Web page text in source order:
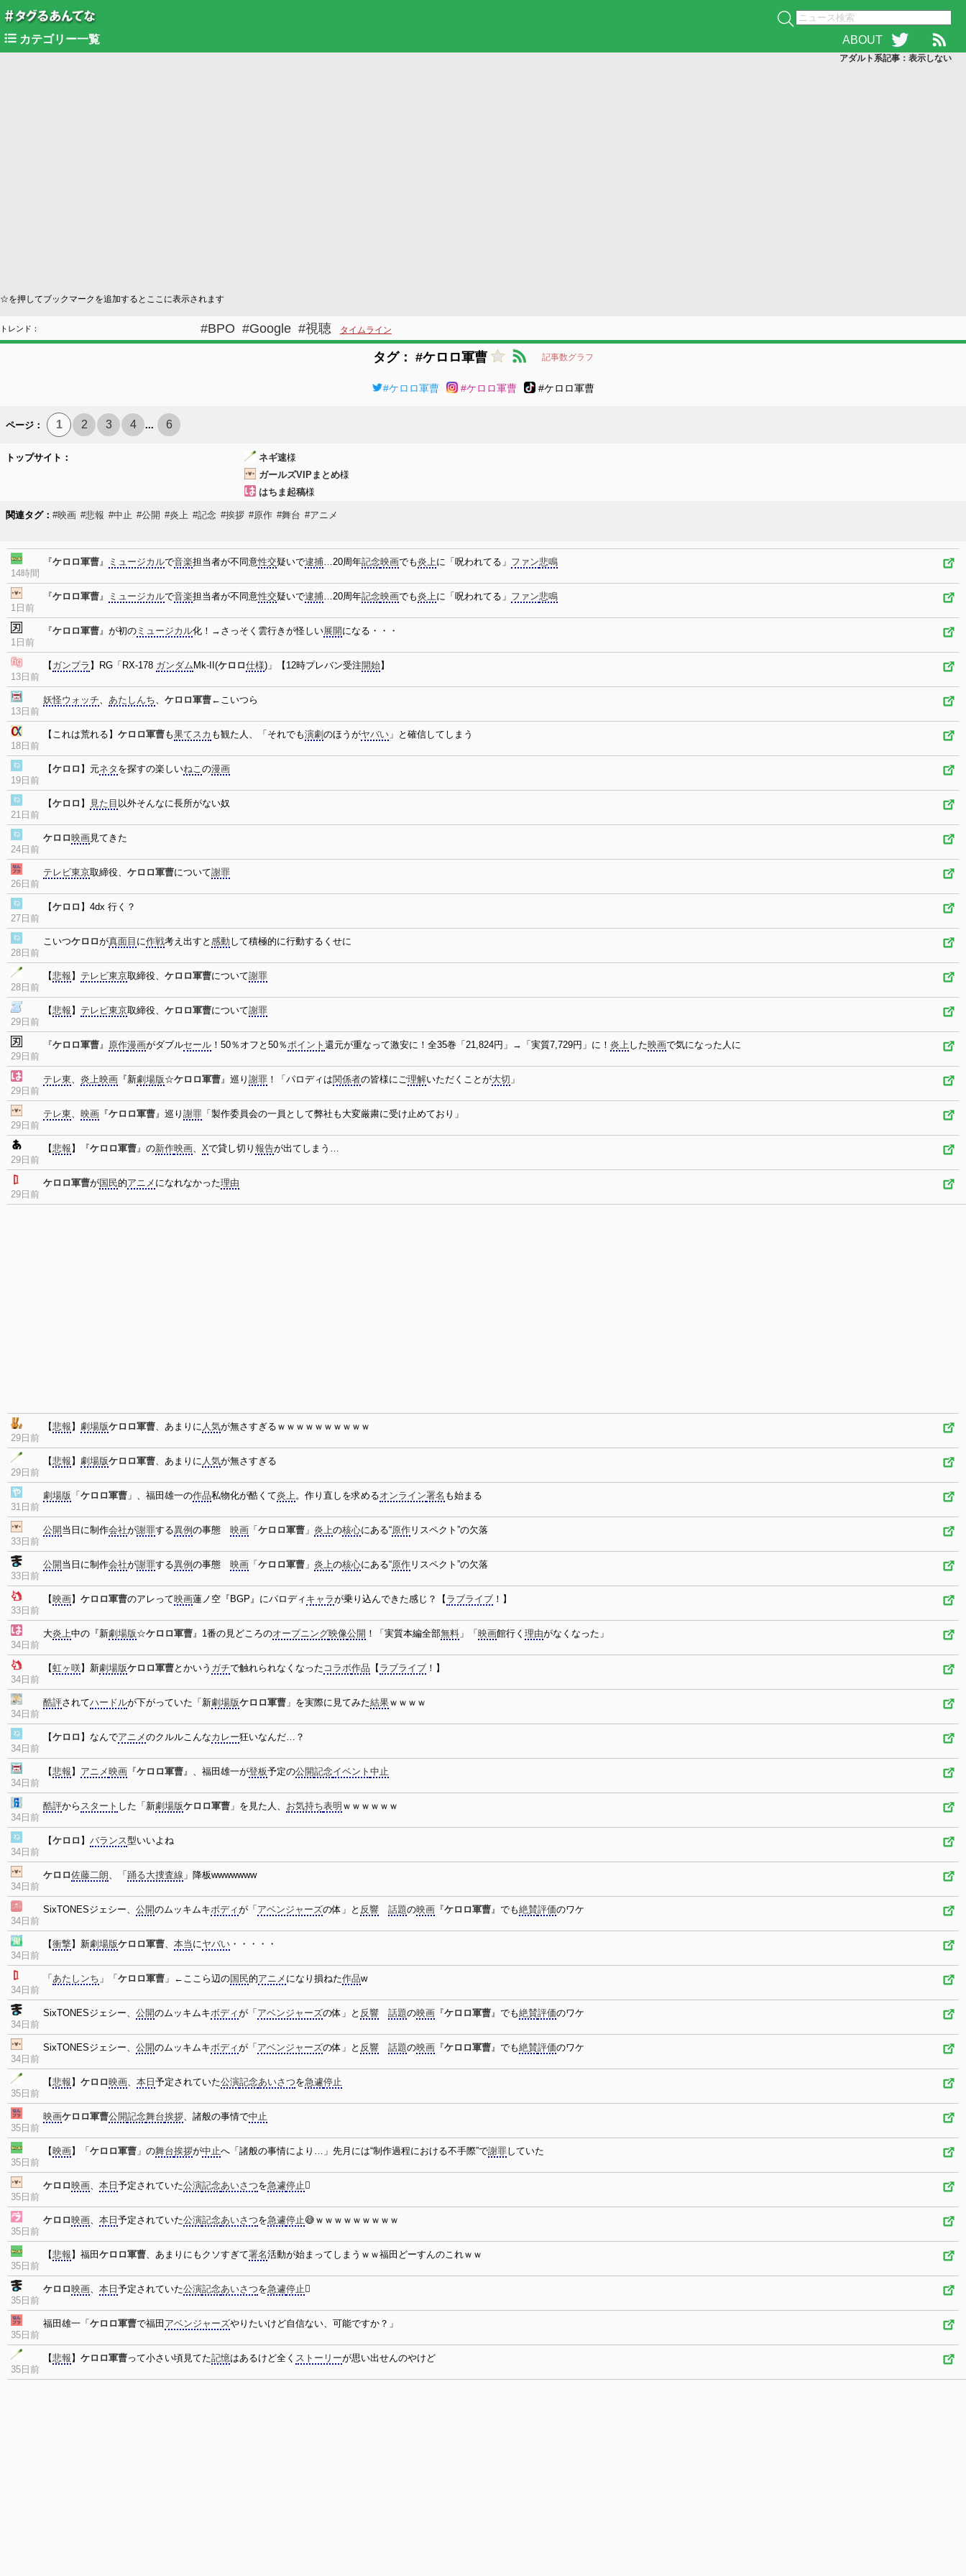
カテゴリー一覧 ABOUT
アダルト系記事：表示しない
☆を押してブックマークを追加するとここに表示されます
#BPO #Google #視聴 タイムライン
トレンド：
タグ： #ケロロ軍曹 記事数グラフ
#ケロロ軍曹 #ケロロ軍曹 #ケロロ軍曹
ページ： 1 2 3 4 ... 6
トップサイト： ネギ速様
ガールズVIPまとめ様
はちま起稿様
関連タグ： #映画 #悲報 #中止 #公開 #炎上 #記念 #挨拶 #原作 #舞台 #アニメ
14時間
『ケロロ軍曹』 ミュージカルで音楽担当者が不同意性交疑いで逮捕…20周年記念映画でも炎上に「呪われてる」 ファン悲鳴
1日前
『ケロロ軍曹』 ミュージカルで音楽担当者が不同意性交疑いで逮捕…20周年記念映画でも炎上に「呪われてる」 ファン悲鳴
1日前
『ケロロ軍曹』が初の ミュージカル化！→さっそく雲行きが怪しい展開 になる・・・
13日前
【 ガンプラ 】RG「RX-178 ガンダム Mk-II(ケロロ仕様)」【12時プレバン受注開始】
13日前
妖怪ウォッチ、 あたしんち、 ケロロ軍曹←こいつら
18日前
【これは荒れる】 ケロロ軍曹も果てスカ も観た人、「それでも演劇 のほうがヤバい 」と確信してしまう
19日前
【ケロロ 】元ネタ を探すの楽しいねこ の漫画
21日前
【ケロロ 】 見た目 以外そんなに長所がない奴
24日前
ケロロ映画見てきた
26日前
テレビ東京取締役、 ケロロ軍曹について謝罪
27日前
【ケロロ 】4dx 行く？
28日前
こいつケロロが真面目 に作戦考え出すと 感動 して積極的に行動するくせに
28日前
【悲報 】 テレビ東京取締役、 ケロロ軍曹について謝罪
29日前
【悲報 】 テレビ東京取締役、 ケロロ軍曹について謝罪
29日前
『ケロロ軍曹』 原作漫画がダブルセール ！50％オフと50％ポイント 還元が重なって激安に！全35巻「21,824円」→「実質7,729円」に！ 炎上した映画で気になった人に
29日前
テレ東、 炎上映画 『新劇場版☆ケロロ軍曹』巡り 謝罪 ！「パロディは関係者の皆様にご理解いただくことが大切 」
29日前
テレ東、 映画 『ケロロ軍曹』巡り 謝罪 「製作委員会の一員として弊社も大変厳粛に受け止めており」
29日前
【悲報 】『ケロロ軍曹』の新作映画、 Xで貸し切り 報告が出てしまう…
29日前
ケロロ軍曹が国民的アニメ になれなかった理由
29日前
【悲報 】 劇場版ケロロ軍曹、あまりに 人気が無さすぎるｗｗｗｗｗｗｗｗｗｗ
29日前
【悲報 】 劇場版ケロロ軍曹、あまりに 人気が無さすぎる
31日前
劇場版 「 ケロロ軍曹 」、福田雄一の作品私物化が酷くて炎上。作り直しを求めるオンライン署名 も始まる
33日前
公開 当日に制作会社が謝罪する異例 の事態 映画 「 ケロロ軍曹 」 炎上の核心にある“原作 リスペクト”の欠落
33日前
公開 当日に制作会社が謝罪する異例 の事態 映画 「 ケロロ軍曹 」 炎上の核心にある“原作 リスペクト”の欠落
33日前
【映画】 ケロロ軍曹のアレって映画蓮ノ空『BGP』にパロディ キャラが乗り込んできた感じ？【 ラブライブ ！】
34日前
大炎上中の『新劇場版☆ケロロ軍曹』1番の見どころのオープニング映像公開 ！「実質本編全部無料 」「 映画館行く 理由がなくなった」
34日前
【虹ヶ咲】新劇場版ケロロ軍曹とかいう ガチで触れられなくなった コラボ作品 【 ラブライブ ！】
34日前
酷評されてハードルが下がっていた「新劇場版ケロロ軍曹 」を実際に見てみた結果ｗｗｗｗ
34日前
【ケロロ 】なんでアニメのクルルこんなカレー狂いなんだ…？
34日前
【悲報 】 アニメ映画 『ケロロ軍曹』、福田雄一が登板予定の公開記念イベント 中止
34日前
酷評から スタート した「新劇場版ケロロ軍曹 」を見た人、 お気持ち表明 ｗｗｗｗｗｗ
34日前
【ケロロ 】 バランス型いいよね
34日前
ケロロ佐藤二朗、「 踊る大捜査線 」降板wwwwwww
34日前
SixTONESジェシー、 公開のムッキムキボディが「 アベンジャーズの体」と 反響 話題の映画 『ケロロ軍曹』でも絶賛評価のワケ
34日前
【衝撃】新劇場版ケロロ軍曹、 本当 にヤバい ・・・・・
34日前
「 あたしンち 」「 ケロロ軍曹 」←ここら辺の国民的アニメ になり損ねた作品w
34日前
SixTONESジェシー、 公開のムッキムキボディが「 アベンジャーズの体」と 反響 話題の映画 『ケロロ軍曹』でも絶賛評価のワケ
34日前
SixTONESジェシー、 公開のムッキムキボディが「 アベンジャーズの体」と 反響 話題の映画 『ケロロ軍曹』でも絶賛評価のワケ
35日前
【悲報 】 ケロロ映画、 本日 予定されていた公演記念あいさつを急遽停止
35日前
映画ケロロ軍曹公開記念舞台挨拶、諸般の事情で中止
35日前
【映画】「 ケロロ軍曹 」の舞台挨拶が中止へ「諸般の事情により…」先月には“制作過程における不手際”で謝罪していた
35日前
ケロロ映画、 本日 予定されていた公演記念あいさつを急遽停止 
35日前
ケロロ映画、 本日 予定されていた公演記念あいさつを急遽停止😅ｗｗｗｗｗｗｗｗｗ
35日前
【悲報 】福田 ケロロ軍曹、あまりにもクソすぎて署名活動が始まってしまうｗｗ福田どーすんのこれｗｗ
35日前
ケロロ映画、 本日 予定されていた公演記念あいさつを急遽停止 
35日前
福田雄一「 ケロロ軍曹で福田 アベンジャーズやりたいけど自信ない、可能ですか？」
35日前
【悲報 】 ケロロ軍曹って小さい頃見てた記憶はあるけど全く ストーリーが思い出せんのやけど